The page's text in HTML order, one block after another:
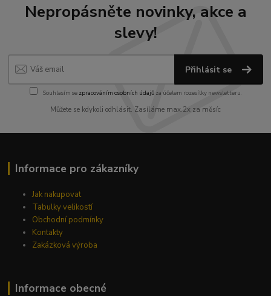
Nepropásněte novinky, akce a
slevy!
Přihlásit se
Souhlasím se zpracováním osobních údajůza účelem rozesílky newsletteru.
Můžete se kdykoli odhlásit. Zasíláme max.2x za měsíc
Informace pro zákazníky
Jak nakupovat
Tabulky velikostí
Obchodní podmínky
Kontakty
Zakázková výroba
Informace obecné